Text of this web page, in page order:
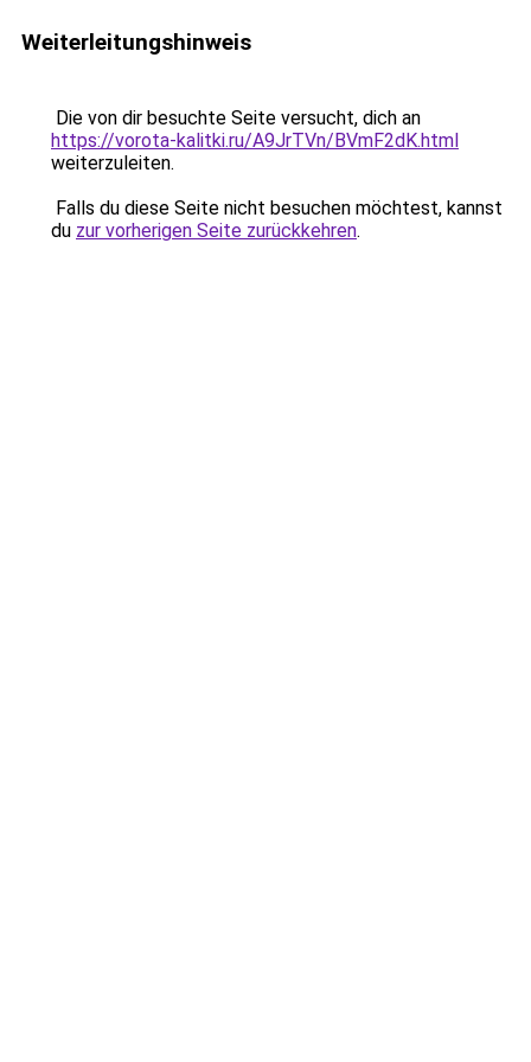
Weiterleitungshinweis
Die von dir besuchte Seite versucht, dich an
https://vorota-kalitki.ru/A9JrTVn/BVmF2dK.html
weiterzuleiten.
Falls du diese Seite nicht besuchen möchtest, kannst
du zur vorherigen Seite zurückkehren.